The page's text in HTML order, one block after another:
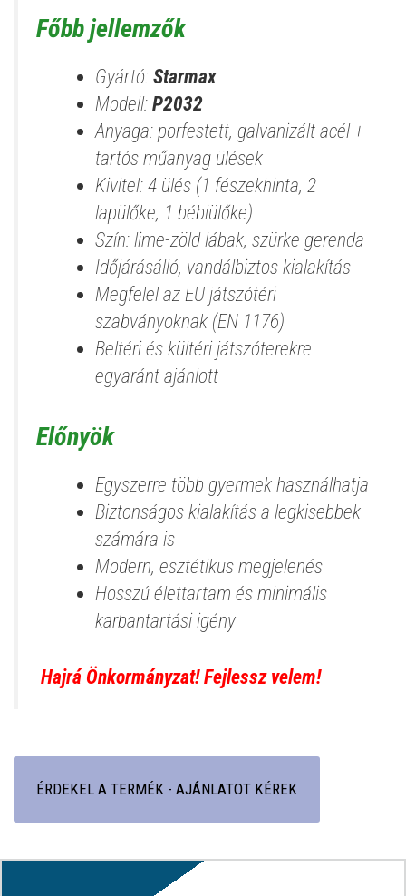
Főbb jellemzők
Gyártó: Starmax
Modell: P2032
Anyaga: porfestett, galvanizált acél +
tartós műanyag ülések
Kivitel: 4 ülés (1 fészekhinta, 2
lapülőke, 1 bébiülőke)
Szín: lime-zöld lábak, szürke gerenda
Időjárásálló, vandálbiztos kialakítás
Megfelel az EU játszótéri
szabványoknak (EN 1176)
Beltéri és kültéri játszóterekre
egyaránt ajánlott
Előnyök
Egyszerre több gyermek használhatja
Biztonságos kialakítás a legkisebbek
számára is
Modern, esztétikus megjelenés
Hosszú élettartam és minimális
karbantartási igény
Hajrá Önkormányzat! Fejlessz velem!
ÉRDEKEL A TERMÉK - AJÁNLATOT KÉREK